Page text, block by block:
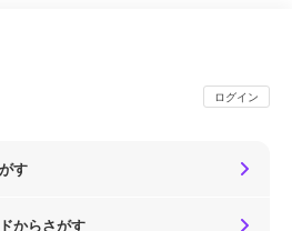
ログイン
す
からさがす